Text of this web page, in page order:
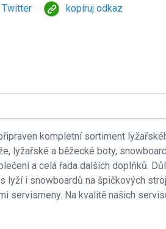
Twitter kopíruj odkaz
kompletní sortiment
lyžařské a běžecké boty,
a celá řada dalších doplňků.
lyží i snowboardů na špičkových
servismeny. Na kvalitě našich